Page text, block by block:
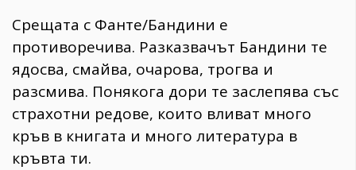
Срещата с Фанте/Бандини е
противоречива. Разказвачът Бандини те
ядосва, смайва, очарова, трогва и
разсмива. Понякога дори те заслепява със
страхотни редове, които вливат много
кръв в книгата и много литература в
кръвта ти.